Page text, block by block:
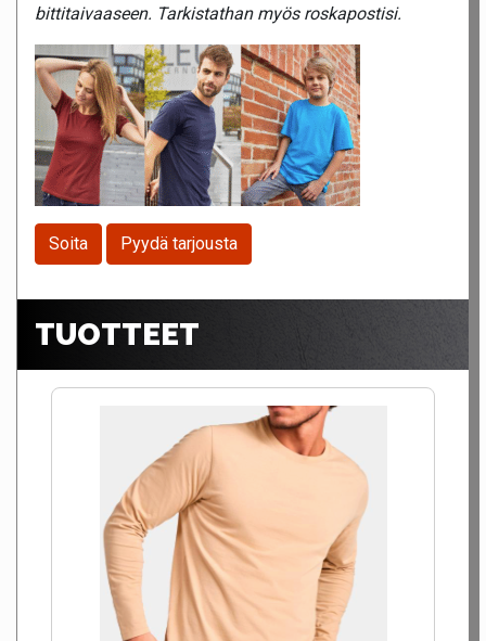
bittitaivaaseen. Tarkistathan myös roskapostisi.
Soita Pyydä tarjousta
TUOTTEET